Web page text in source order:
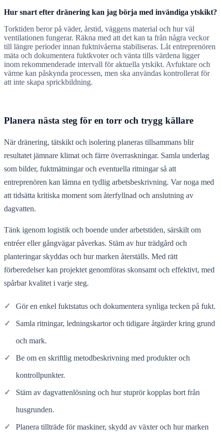
Hur snart efter dränering kan jag börja med invändiga ytskikt?
Torktiden beror på väder, årstid, väggens material och hur väl
ventilationen fungerar. Räkna med att det kan ta från några veckor
till längre perioder innan fuktnivåerna stabiliseras. Låt entreprenören
mäta och dokumentera fuktkvoter och vänta tills värdena ligger
inom rekommenderade intervall för aktuella ytskikt. Avfuktare och
värme kan påskynda processen, men ska användas kontrollerat för
att inte skapa sprickbildning.
Planera nästa steg för en torr och trygg källare
När dränering, tätskikt och isolering planeras tillsammans blir
resultatet jämnare klimat och färre överraskningar. Samla underlag
som bilder, fuktmätningar och eventuella ritningar så att
entreprenören kan lämna en tydlig arbetsbeskrivning. Var noga med
att tidsätta kritiska moment som återfyllnad och anslutning av
dagvatten.
Tänk igenom logistik och boende under arbetstiden, särskilt om
entréer eller gångvägar påverkas. Stäm av hur trädgård och
planteringar skyddas och hur marken återställs. Med rätt
förberedelser kan projektet genomföras skonsamt och effektivt, med
spårbar kvalitet i varje steg.
✓ Gör en enkel fuktstatus och dokumentera synliga tecken på fukt.
✓ Samla ritningar, ledningskartor och tidigare åtgärder kring grund
och mark.
✓ Be om en skriftlig metodbeskrivning med produkter och
kontrollpunkter.
✓ Stäm av dagvattenlösning och hur stuprör kopplas bort från
husgrunden.
✓ Planera tillträde för maskiner, skydd av växter och hur marken